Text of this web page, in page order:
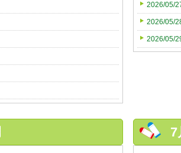
2026/05/
2026/05/
2026/05/
7